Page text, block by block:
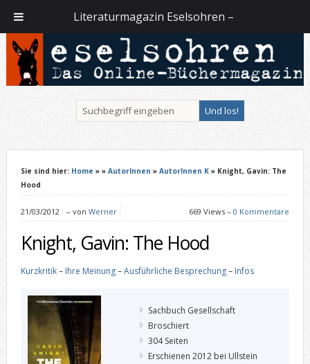
Sie sind hier: Home » » AutorInnen » AutorInnen K» Knight, Gavin: The
Hood
21/03/2012 – von Werner 669 Views –0 Kommentare
Knight, Gavin: The Hood
Kurzkritik– Ihre Meinung–Ausführliche Besprechung– Infos
Sachbuch Gesellschaft
Broschiert
304 Seiten
Erschienen 2012 bei Ullstein
Literaturmagazin Eselsohren –